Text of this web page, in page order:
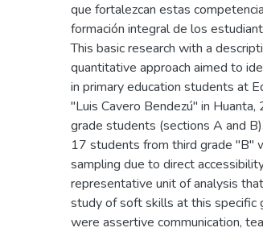
que fortalezcan estas
formación integral de los
This basic research with a
quantitative approach aimed to
in primary education students at
"Luis Cavero Bendezú" in
grade students (sections A and
17 students from third grade "B"
sampling due to direct
representative unit of analysis
study of soft skills at this specific
were assertive communication,